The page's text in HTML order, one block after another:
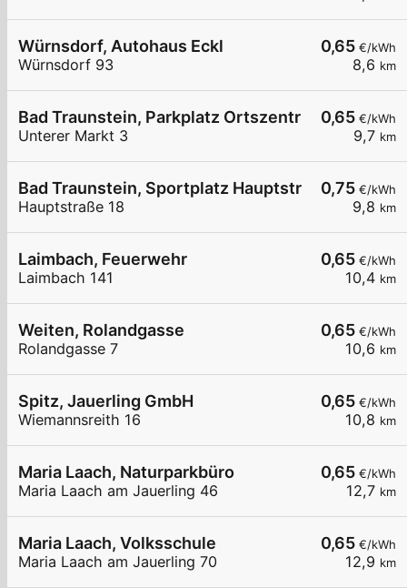
0,65 €/kWh
8,6 km
Würnsdorf, Autohaus Eckl
Würnsdorf 93
0,65 €/kWh
9,7 km
Bad Traunstein, Parkplatz Ortszentrum
Unterer Markt 3
0,75 €/kWh
9,8 km
Bad Traunstein, Sportplatz Hauptstr.
Hauptstraße 18
0,65 €/kWh
10,4 km
Laimbach, Feuerwehr
Laimbach 141
0,65 €/kWh
10,6 km
Weiten, Rolandgasse
Rolandgasse 7
0,65 €/kWh
10,8 km
Spitz, Jauerling GmbH
Wiemannsreith 16
0,65 €/kWh
12,7 km
Maria Laach, Naturparkbüro
Maria Laach am Jauerling 46
0,65 €/kWh
12,9 km
Maria Laach, Volksschule
Maria Laach am Jauerling 70